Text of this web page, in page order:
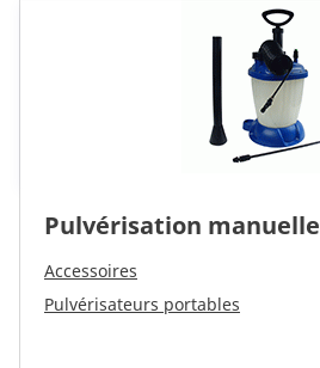
Pulvérisation manuelle
Accessoires
Pulvérisateurs portables